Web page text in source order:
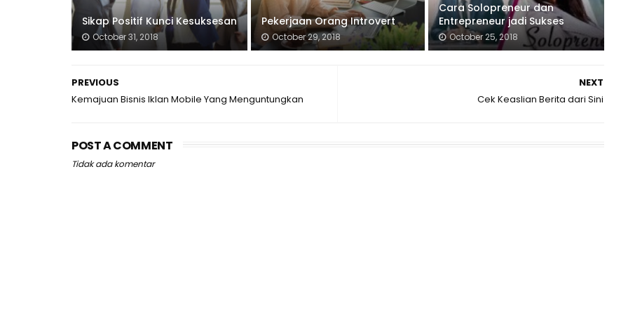
Sikap Positif Kunci Kesuksesan
October 31, 2018
Pekerjaan Orang Introvert
October 29, 2018
Cara Solopreneur dan
Entrepreneur jadi Sukses
October 25, 2018
NEXT
Cek Keaslian Berita dari Sini
PREVIOUS
Kemajuan Bisnis Iklan Mobile Yang Menguntungkan
POST A COMMENT
Tidak ada komentar